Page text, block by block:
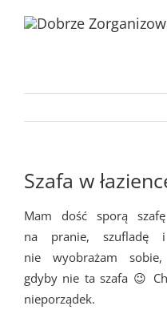
Szafa w
Mam dość sporą
na pranie,
nie wyobrażam
gdyby nie ta szafa 😉
nieporządek.